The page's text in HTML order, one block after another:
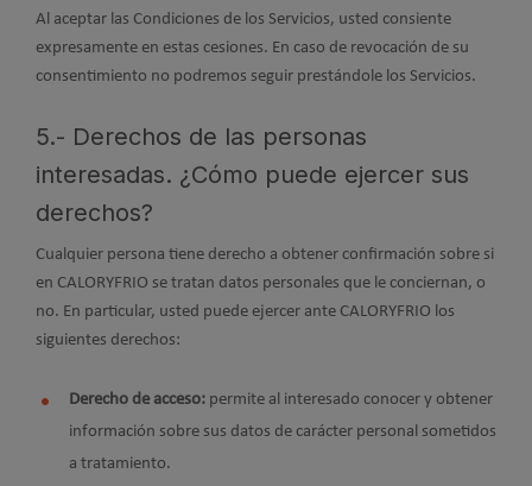
Al aceptar las Condiciones de los Servicios, usted consiente
expresamente en estas cesiones. En caso de revocación de su
consentimiento no podremos seguir prestándole los Servicios.
5.- Derechos de las personas
interesadas. ¿Cómo puede ejercer sus
derechos?
Cualquier persona tiene derecho a obtener confirmación sobre si
en CALORYFRIO se tratan datos personales que le conciernan, o
no. En particular, usted puede ejercer ante CALORYFRIO los
siguientes derechos:
Derecho de acceso: permite al interesado conocer y obtener
información sobre sus datos de carácter personal sometidos
a tratamiento.